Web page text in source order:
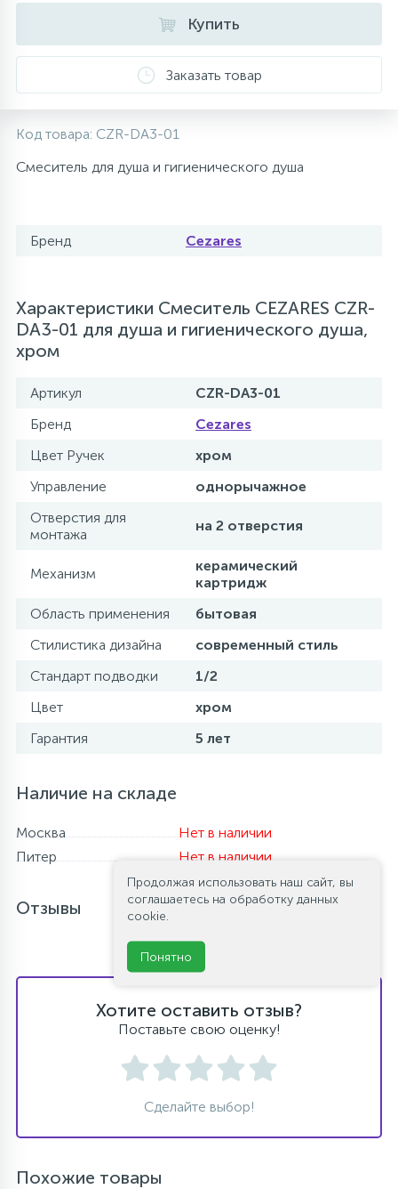
Напольные смесители
Душевые системы
Купить
Заказать товар
Код товара: CZR-DA3-01
Смеситель для душа и гигиенического душа
Бренд Cezares
Характеристики Смеситель CEZARES CZR-
DA3-01 для душа и гигиенического душа,
хром
Артикул
CZR-DA3-01
Бренд
Cezares
Цвет Ручек
хром
Управление
однорычажное
Отверстия для
монтажа
на 2 отверстия
Механизм
керамический
картридж
Область применения
бытовая
Стилистика дизайна
современный стиль
Стандарт подводки
1/2
Цвет
хром
Гарантия
5 лет
Наличие на складе
Москва
Нет в наличии
Питер
Нет в наличии
Отзывы
Хотите оставить отзыв?
Поставьте свою оценку!
Сделайте выбор!
Похожие товары
Продолжая использовать наш сайт, вы
соглашаетесь на обработку данных
cookie.
Понятно